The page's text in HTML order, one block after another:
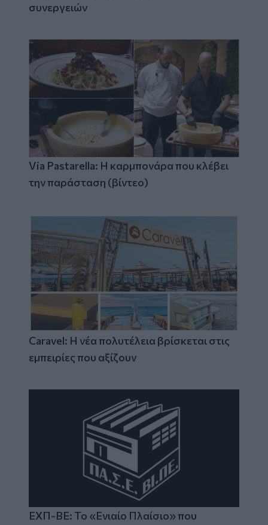
συνεργειών
Via Pastarella: Η καρμπονάρα που κλέβει
την παράσταση (βίντεο)
Caravel: Η νέα πολυτέλεια βρίσκεται στις
εμπειρίες που αξίζουν
ΕΧΠ-ΒΕ: Το «Ενιαίο Πλαίσιο» που